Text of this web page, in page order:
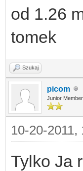
od 1.26
tomek
Szukaj
picom
Junior Member
10-20-2011,
Tylko Ja